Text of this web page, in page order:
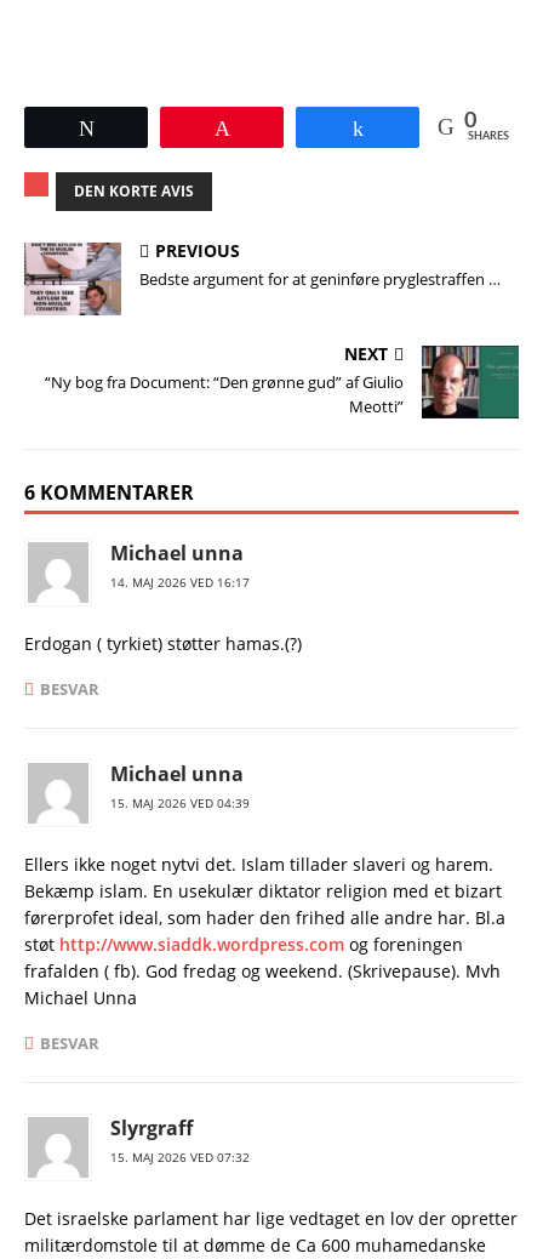
0
SHARES
DEN KORTE AVIS
PREVIOUS
Bedste argument for at geninføre pryglestraffen …
NEXT
“Ny bog fra Document: “Den grønne gud” af Giulio
Meotti”
6 KOMMENTARER
Michael unna
14. MAJ 2026 VED 16:17
Erdogan ( tyrkiet) støtter hamas.(?)
BESVAR
Michael unna
15. MAJ 2026 VED 04:39
Ellers ikke noget nytvi det. Islam tillader slaveri og harem.
Bekæmp islam. En usekulær diktator religion med et bizart
førerprofet ideal, som hader den frihed alle andre har. Bl.a
støt http://www.siaddk.wordpress.com og foreningen
frafalden ( fb). God fredag og weekend. (Skrivepause). Mvh
Michael Unna
BESVAR
Slyrgraff
15. MAJ 2026 VED 07:32
Det israelske parlament har lige vedtaget en lov der opretter
militærdomstole til at dømme de Ca 600 muhamedanske